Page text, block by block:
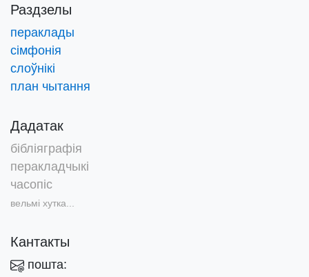
Раздзелы
пераклады
сімфонія
слоўнікі
план чытання
Дадатак
бібліяграфія
перакладчыкі
часопіс
вельмі хутка...
Кантакты
пошта: